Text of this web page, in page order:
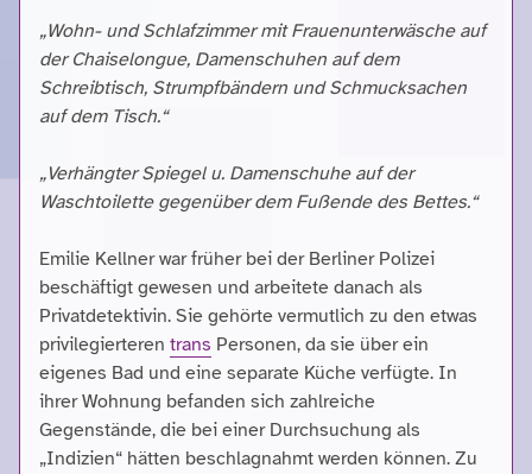
„Wohn- und Schlafzimmer mit Frauenunterwäsche auf
der Chaiselongue, Damenschuhen auf dem
Schreibtisch, Strumpfbändern und Schmucksachen
auf dem Tisch.“
„Verhängter Spiegel u. Damenschuhe auf der
Waschtoilette gegenüber dem Fußende des Bettes.“
Emilie Kellner war früher bei der Berliner Polizei
beschäftigt gewesen und arbeitete danach als
Privatdetektivin. Sie gehörte vermutlich zu den etwas
privilegierteren trans Personen, da sie über ein
eigenes Bad und eine separate Küche verfügte. In
ihrer Wohnung befanden sich zahlreiche
Gegenstände, die bei einer Durchsuchung als
„Indizien“ hätten beschlagnahmt werden können. Zu